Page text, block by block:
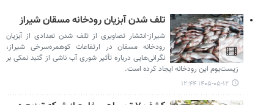
تلف شدن آبزیان رودخانه مسقان شیراز
شیراز-انتشار تصاویری از تلف شدن تعدادی از آبزیان
رودخانه مسقان در ارتفاعات کوهمره‌سرخی شیراز،
نگرانی‌هایی درباره تأثیر شوری آب ناشی از گنبد نمکی بر
زیست‌بوم این رودخانه ایجاد کرده است.
۱۴۰۵-۰۵-۱۲ ۱۲:۴۴